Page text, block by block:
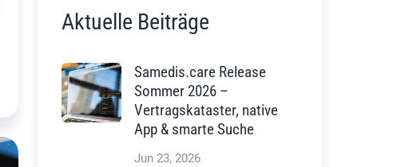
Aktuelle Beiträge
Samedis.care Release
Sommer 2026 –
Vertragskataster, native
App & smarte Suche
Jun 23, 2026